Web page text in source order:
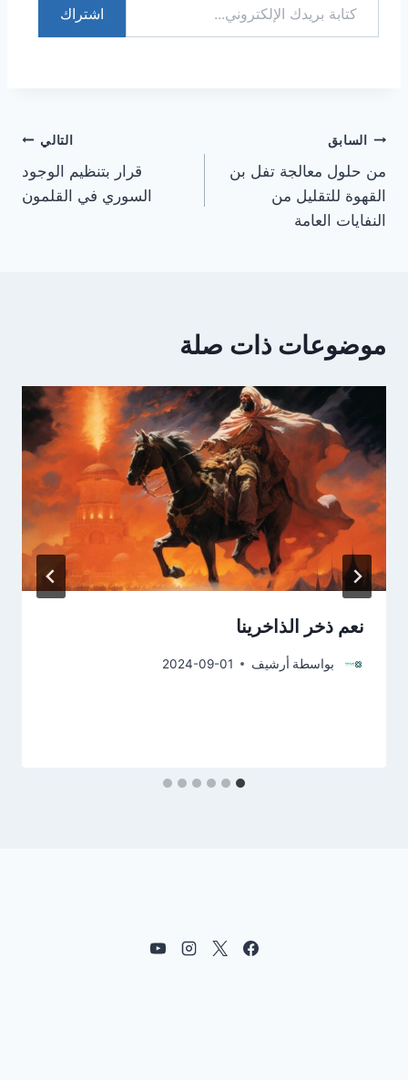
اشتراك
تصفّح
المقالات
السابق
من حلول معالجة تفل بن
القهوة للتقليل من
النفايات العامة
التالي
قرار بتنظيم الوجود
السوري في القلمون
موضوعات ذات صلة
نعم ذخر الذاخرينا
بواسطة أرشيف 2024-09-01